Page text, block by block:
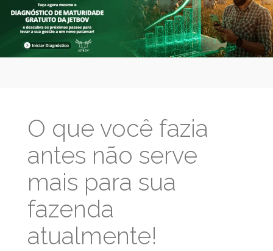
O que você fazia
antes não serve
mais para sua
fazenda
atualmente!